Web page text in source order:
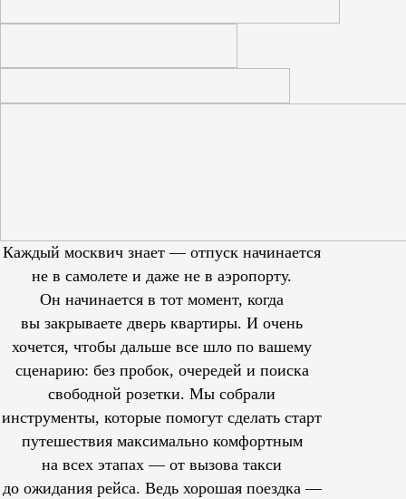
Каждый москвич знает — отпуск начинается
не в самолете и даже не в аэропорту.
Он начинается в тот момент, когда
вы закрываете дверь квартиры. И очень
хочется, чтобы дальше все шло по вашему
сценарию: без пробок, очередей и поиска
свободной розетки. Мы собрали
инструменты, которые помогут сделать старт
путешествия максимально комфортным
на всех этапах — от вызова такси
до ожидания рейса. Ведь хорошая поездка —